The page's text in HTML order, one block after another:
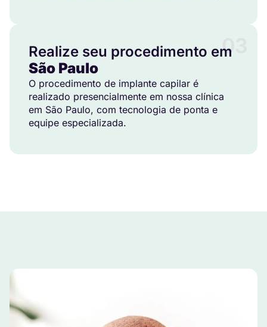
03
Realize seu procedimento em
São Paulo
O procedimento de implante capilar é
realizado presencialmente em nossa clínica
em São Paulo, com tecnologia de ponta e
equipe especializada.